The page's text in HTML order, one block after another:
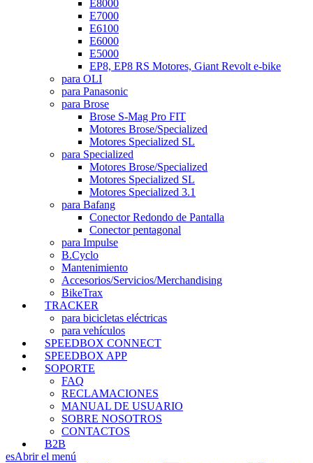
E8000
E7000
E6100
E6000
E5000
EP8, EP8 RS Motores, Giant Revolt e-bike
para OLI
para Panasonic
para Brose
Brose S-Mag Pro FIT
Motores Brose/Specialized
Motores Specialized SL
para Specialized
Motores Brose/Specialized
Motores Specialized SL
Motores Specialized 3.1
para Bafang
Conector Redondo de Pantalla
Conector pentagonal
para Impulse
B.Cyclo
Mantenimiento
Accesorios/Servicios/Merchandising
BikeTrax
TRACKER
para bicicletas eléctricas
para vehículos
SPEEDBOX CONNECT
SPEEDBOX APP
SOPORTE
FAQ
RECLAMACIONES
MANUAL DE USUARIO
SOBRE NOSOTROS
CONTACTOS
B2B
esAbrir el menú